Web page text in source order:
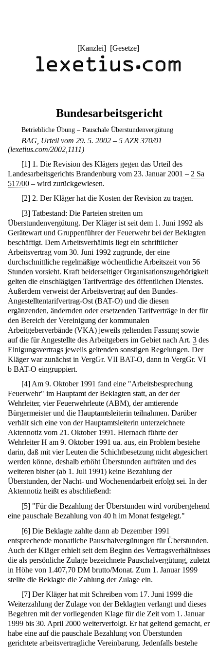
[Kanzlei] [Gesetze]
Bundesarbeitsgericht
Betriebliche Übung – Pauschale Überstundenvergütung
BAG, Urteil vom 29. 5. 2002 – 5 AZR 370/01
(lexetius.com/2002,1111)
[1] 1. Die Revision des Klägers gegen das Urteil des
Landesarbeitsgerichts Brandenburg vom 23. Januar 2001 – 2 Sa
517/00 – wird zurückgewiesen.
[2] 2. Der Kläger hat die Kosten der Revision zu tragen.
[3] Tatbestand: Die Parteien streiten um
Überstundenvergütung. Der Kläger ist seit dem 1. Juni 1992 als
Gerätewart und Gruppenführer der Feuerwehr bei der Beklagten
beschäftigt. Dem Arbeitsverhältnis liegt ein schriftlicher
Arbeitsvertrag vom 30. Juni 1992 zugrunde, der eine
durchschnittliche regelmäßige wöchentliche Arbeitszeit von 56
Stunden vorsieht. Kraft beiderseitiger Organisationszugehörigkeit
gelten die einschlägigen Tarifverträge des öffentlichen Dienstes.
Außerdem verweist der Arbeitsvertrag auf den Bundes-
Angestelltentarifvertrag-Ost (BAT-O) und die diesen
ergänzenden, ändernden oder ersetzenden Tarifverträge in der für
den Bereich der Vereinigung der kommunalen
Arbeitgeberverbände (VKA) jeweils geltenden Fassung sowie
auf die für Angestellte des Arbeitgebers im Gebiet nach Art. 3 des
Einigungsvertrags jeweils geltenden sonstigen Regelungen. Der
Kläger war zunächst in VergGr. VII BAT-O, dann in VergGr. VI
b BAT-O eingruppiert.
[4] Am 9. Oktober 1991 fand eine "Arbeitsbesprechung
Feuerwehr" im Hauptamt der Beklagten statt, an der der
Wehrleiter, vier Feuerwehrleute (ABM), der amtierende
Bürgermeister und die Hauptamtsleiterin teilnahmen. Darüber
verhält sich eine von der Hauptamtsleiterin unterzeichnete
Aktennotiz vom 21. Oktober 1991. Hiernach führte der
Wehrleiter H am 9. Oktober 1991 ua. aus, ein Problem bestehe
darin, daß mit vier Leuten die Schichtbesetzung nicht abgesichert
werden könne, deshalb erhöht Überstunden aufträten und des
weiteren bisher (ab 1. Juli 1991) keine Bezahlung der
Überstunden, der Nacht- und Wochenendarbeit erfolgt sei. In der
Aktennotiz heißt es abschließend:
[5] "Für die Bezahlung der Überstunden wird vorübergehend
eine pauschale Bezahlung von 40 h im Monat festgelegt."
[6] Die Beklagte zahlte dann ab Dezember 1991
entsprechende monatliche Pauschalvergütungen für Überstunden.
Auch der Kläger erhielt seit dem Beginn des Vertragsverhältnisses
die als persönliche Zulage bezeichnete Pauschalvergütung, zuletzt
in Höhe von 1.407,70 DM brutto/Monat. Zum 1. Januar 1999
stellte die Beklagte die Zahlung der Zulage ein.
[7] Der Kläger hat mit Schreiben vom 17. Juni 1999 die
Weiterzahlung der Zulage von der Beklagten verlangt und dieses
Begehren mit der vorliegenden Klage für die Zeit vom 1. Januar
1999 bis 30. April 2000 weiterverfolgt. Er hat geltend gemacht, er
habe eine auf die pauschale Bezahlung von Überstunden
gerichtete arbeitsvertragliche Vereinbarung. Jedenfalls bestehe